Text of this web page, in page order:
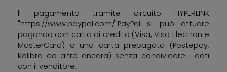
ll pagamento tramite circuito HYPERLINK
"https://www.paypal.com/"PayPal si può attuare
pagando con carta di credito (Visa, Visa Electron e
MasterCard) o una carta prepagata (Postepay,
Kalibra ed altre ancora) senza condividere i dati
con il venditore.